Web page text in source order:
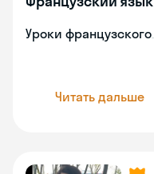
Уроки французского
Читать дальше